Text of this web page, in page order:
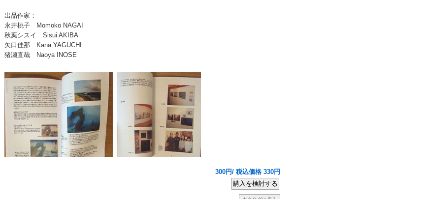
出品作家：
永井桃子 Momoko NAGAI
秋葉シスイ Sisui AKIBA
矢口佳那 Kana YAGUCHI
猪瀬直哉 Naoya INOSE
300円/ 税込価格 330円